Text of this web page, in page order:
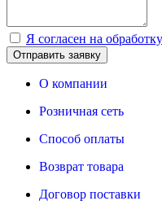
Я согласен на
Отправить заявку
О компании
Розничная сеть
Способ оплаты
Возврат товара
Договор поставки